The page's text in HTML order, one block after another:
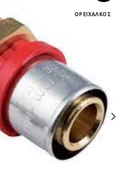
ΟΡΕΙΧΑΛΚΟΣ